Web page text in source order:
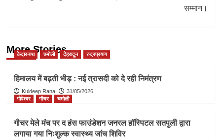
सम्मान।
More Stories
केदारनाथ चमोली देहरादून रुद्रप्रयाग
हिमालय में बढ़ती भीड़ : नई त्रासदी को दे रही निमंत्रण
Kuldeep Rana
31/05/2026
गोपेश्वर
गौचर चमोली
गौचर मेले मंच पर द हंस फाउंडेशन जनरल हॉस्पिटल सतपुली द्वारा
लगाया गया निःशुल्क स्वास्थ्य जांच शिविर